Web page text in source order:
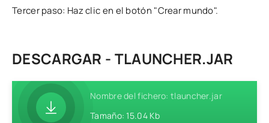
Tercer paso: Haz clic en el botón "Crear mundo".
DESCARGAR - TLAUNCHER.JAR
Nombre del fichero: tlauncher.jar
Tamaño: 15.04 Kb